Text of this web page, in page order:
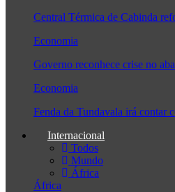
Central Térmica de Cabinda
Economia
Governo reconhece crise no
Economia
Fenda da Tundavala irá contar
Internacional
Todos
Mundo
África
África